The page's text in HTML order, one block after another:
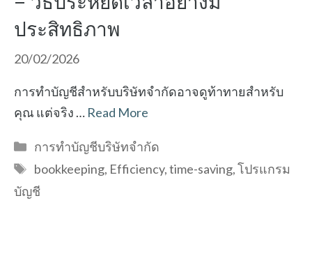
ประสิทธิภาพ
20/02/2026
การทำบัญชีสำหรับบริษัทจำกัดอาจดูท้าทายสำหรับ
คุณ แต่จริง … Read More
Categories
การทำบัญชีบริษัทจำกัด
Tags
bookkeeping, Efficiency,time-saving,โปรแกรม
บัญชี